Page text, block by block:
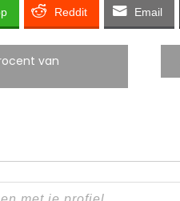
Reddit Email
van